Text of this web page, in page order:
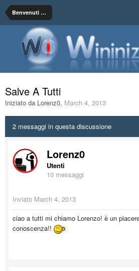
Benvenuti sul Forum di WinInizio! Presentati qui alla comunità...
Salve A Tutti
Iniziato da Lorenz0, March 4, 2013
2 messaggi in questa discussione
Lorenz0
Utenti
10 messaggi
Inviato March 4, 2013
ciao a tutti mi chiamo Lorenzo! è un
conoscenza!!